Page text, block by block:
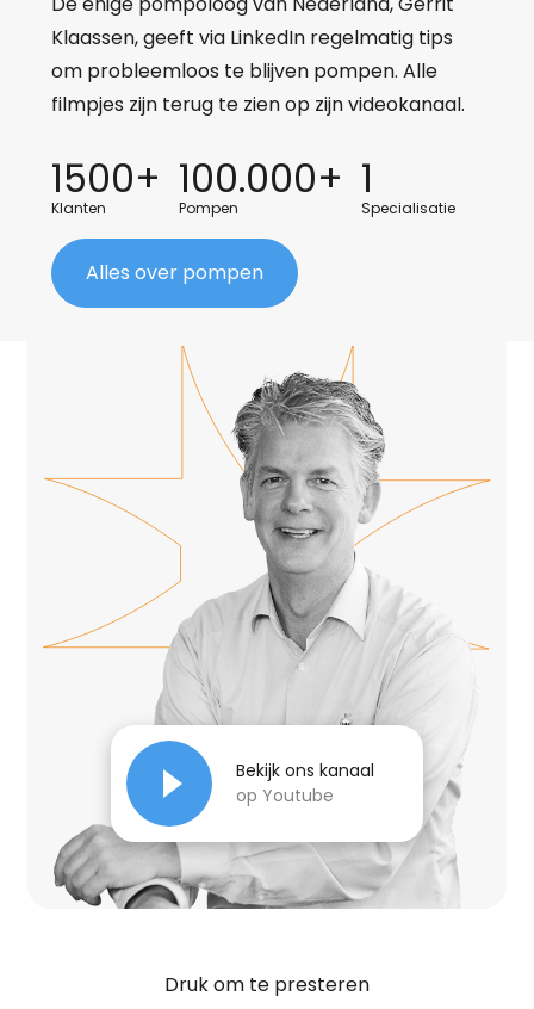
Klaassen, geeft via LinkedIn regelmatig tips
om probleemloos te blijven pompen. Alle
filmpjes zijn terug te zien op zijn videokanaal.
1500+
Klanten
100.000+
Pompen
1
Specialisatie
Alles over pompen
Bekijk ons kanaal
op Youtube
Druk om te presteren